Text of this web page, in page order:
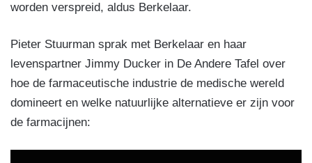
worden verspreid, aldus Berkelaar.
Pieter Stuurman sprak met Berkelaar en haar
levenspartner Jimmy Ducker in De Andere Tafel over
hoe de farmaceutische industrie de medische wereld
domineert en welke natuurlijke alternatieve er zijn voor
de farmacijnen: